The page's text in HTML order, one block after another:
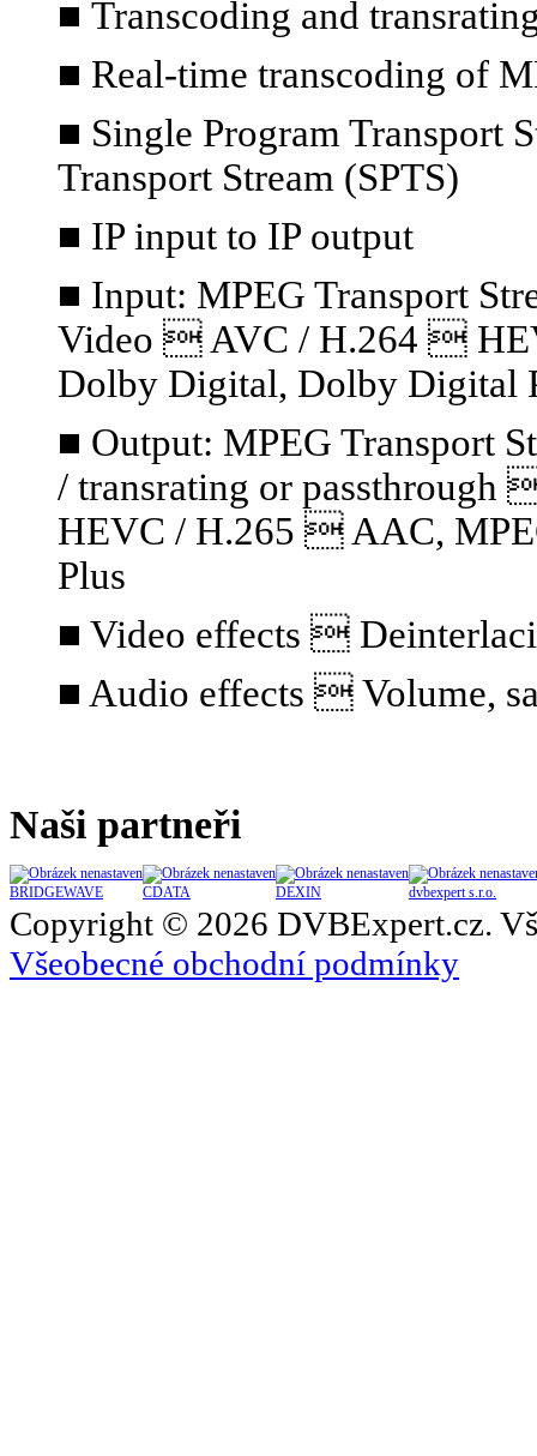
■ Transcoding and
■ Real-time transcoding of
■ Single Program Transport
Transport Stream (SPTS)
■ IP input to IP output
■ Input: MPEG Transport
Video  AVC / H.264 
Dolby Digital, Dolby Digital
■ Output: MPEG Transport
/ transrating or
HEVC / H.265  AAC,
Plus
■ Video effects 
■ Audio effects  Volume,
Naši partneři
BRIDGEWAVE CDATA DEXIN dvbexpert s.r.o.
Copyright © 2026 DVBExpert.cz.
Všeobecné obchodní podmínky